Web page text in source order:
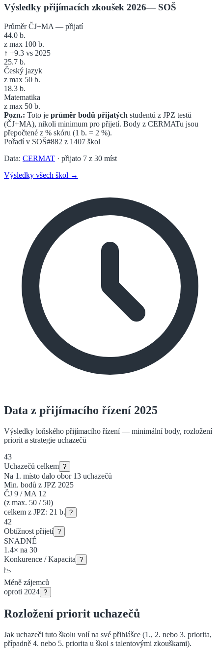
Výsledky přijímacích zkoušek 2026— SOŠ
Průměr ČJ+MA — přijatí
44.0 b.
z max 100 b.
↑ +9.3 vs 2025
25.7 b.
Český jazyk
z max 50 b.
18.3 b.
Matematika
z max 50 b.
Pozn.: Toto je průměr bodů přijatých studentů z JPZ testů
(ČJ+MA), nikoli minimum pro přijetí. Body z CERMATu jsou
přepočtené z % skóru (1 b. = 2 %).
Pořadí v SOŠ#882 z 1407 škol
Data: CERMAT · přijato 7 z 30 míst
Výsledky všech škol →
Data z přijímacího řízení 2025
Výsledky loňského přijímacího řízení — minimální body, rozložení
priorit a strategie uchazečů
43
Uchazečů celkem ?
Na 1. místo dalo obor 13 uchazečů
Min. bodů z JPZ 2025
ČJ 9 /MA 12
(z max. 50 / 50)
celkem z JPZ: 21 b. ?
42
Obtížnost přijetí ?
SNADNÉ
1.4× na 30
Konkurence / Kapacita ?
📉
Méně zájemců
oproti 2024 ?
Rozložení priorit uchazečů
Jak uchazeči tuto školu volí na své přihlášce (1., 2. nebo 3. priorita,
případně 4. nebo 5. priorita u škol s talentovými zkouškami).